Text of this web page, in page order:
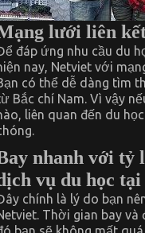
lưới liên
đáp ứng nhu cầu du
nay, Netviet với
có thể dễ dàng tìm
Bắc chí Nam. Vì vậy
liên quan đến du
nhanh với tỷ
vụ du học
chính là lý do bạn
Thời gian bay và